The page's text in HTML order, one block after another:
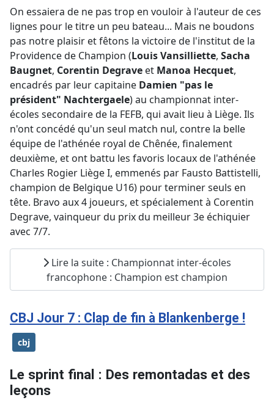
On essaiera de ne pas trop en vouloir à l'auteur de ces
lignes pour le titre un peu bateau... Mais ne boudons
pas notre plaisir et fêtons la victoire de l'institut de la
Providence de Champion (Louis Vansilliette, Sacha
Baugnet, Corentin Degrave et Manoa Hecquet,
encadrés par leur capitaine Damien "pas le
président" Nachtergaele) au championnat inter-
écoles secondaire de la FEFB, qui avait lieu à Liège. Ils
n'ont concédé qu'un seul match nul, contre la belle
équipe de l'athénée royal de Chênée, finalement
deuxième, et ont battu les favoris locaux de l'athénée
Charles Rogier Liège I, emmenés par Fausto Battistelli,
champion de Belgique U16) pour terminer seuls en
tête. Bravo aux 4 joueurs, et spécialement à Corentin
Degrave, vainqueur du prix du meilleur 3e échiquier
avec 7/7.
Lire la suite : Championnat inter-écoles
francophone : Champion est champion
CBJ Jour 7 : Clap de fin à Blankenberge !
cbj
Le sprint final : Des remontadas et des
leçons